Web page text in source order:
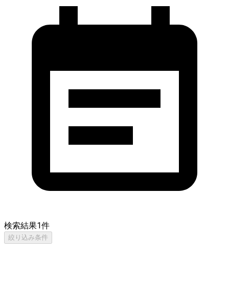
検索結果1件
絞り込み条件